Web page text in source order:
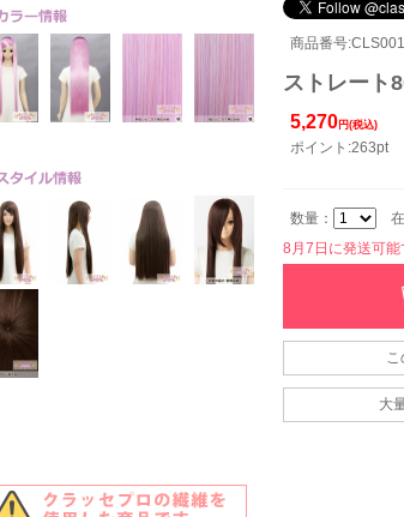
商品番号
ストレート
5,270 円(税込)
ポイント:263pt
数量：
在
8月7日に発送可
大